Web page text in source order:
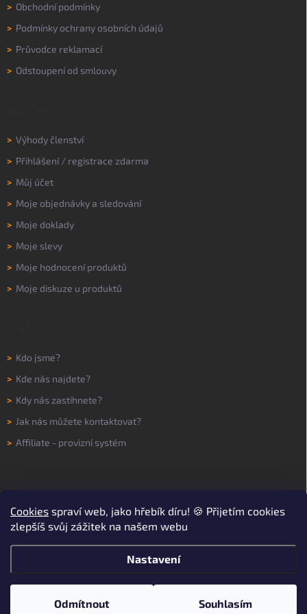
Cookies spraví web, jako hřebík díru! 🍪 Přijetím cookies
zlepšíš svůj zážitek na našem webu
Nastavení
Odmítnout Souhlasím
> Obchodní podmínky
> Podmínky ochrany osobních údajů
> Průvodce reklamací
> Odstoupení od smlouvy
> Výhody členství
> Přihlášení/ registrace zdarma
> Můj účet
> Moje objednávky a sledování
> Moje doklady
> Moje slevy
> Moje hodnocení produktů
> Moje diskuze u produktů
> Kdo jsme?
> Kde nás najdete?
> Kdy nás zastihnete?
> Jak nás můžete kontaktovat?
> Affiliate - provizní systém
Copyright 2026WORKNOW. Všechna práva vyhrazena.Upravit nastavení